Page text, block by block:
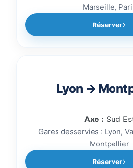
Marseille,
Réserver
Lyon →
Axe : Sud
Gares desservies : Lyon,
Montpellier
Réserver